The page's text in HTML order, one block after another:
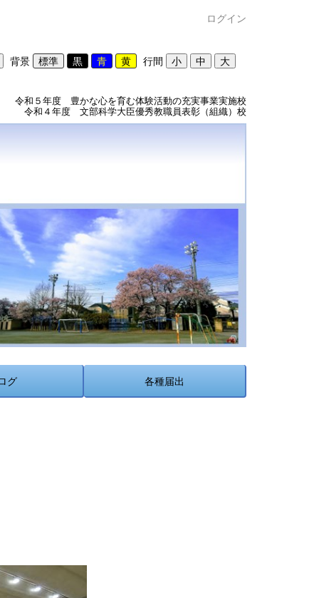
ログイン
背景 行間
令和５年度 豊かな心を育む体験活動の充実事業実施校
令和４年度 文部科学大臣優秀教職員表彰（組織）校
グ 各種届出